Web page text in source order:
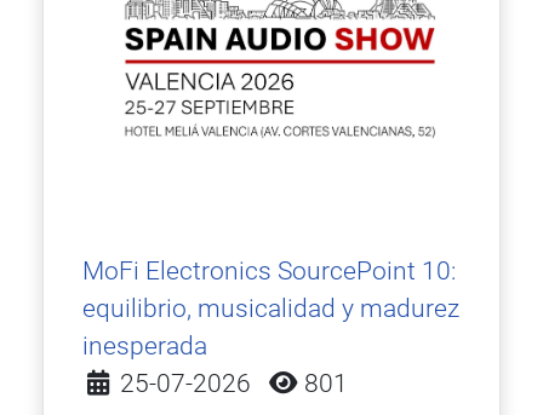
MoFi Electronics SourcePoint 10:
equilibrio, musicalidad y madurez
inesperada
Detalles
25-07-2026 801